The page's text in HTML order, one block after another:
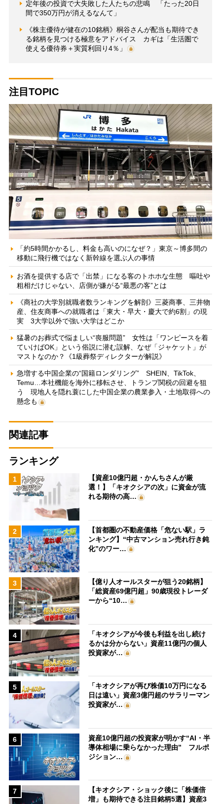
定年後の投資で大失敗した人たちの悲鳴 「たった20日
間で350万円が消えるなんて」
《株主優待が健在の10銘柄》桐谷さんが配当も期待でき
る銘柄を見つける極意をアドバイス カギは「生活圏で
使える優待券＋実質利回り4％」
注目TOPIC
「約5時間かかるし、料金も高いのになぜ？」東京～博多間の
移動に飛行機ではなく新幹線を選ぶ人の事情
お酒を提供する店で「出禁」になる客のトホホな生態 嘔吐や
粗相だけじゃない、店側が嫌がる“最悪の客”とは
《商社の大学別就職者数ランキングを解剖》三菱商事、三井物
産、住友商事への就職者は「東大・早大・慶大で約6割」の現
実 3大学以外で強い大学はどこか
猛暑のお葬式で悩ましい“喪服問題” 女性は「ワンピースを着
ていけばOK」という俗説に潜む誤解、なぜ「ジャケット」が
マストなのか？《1級葬祭ディレクターが解説》
急増する中国企業の“国籍ロンダリング” SHEIN、TikTok、
Temu…本社機能を海外に移転させ、トランプ関税の回避を狙
う 現地人を隠れ蓑にした中国企業の農業参入・土地取得への
懸念も
関連記事
ランキング
1
【資産10億円超・かんちさんが厳
選！】「キオクシアの次」に資金が流
れる期待の高…
2
【首都圏の不動産価格「危ない駅」ラ
ンキング】“中古マンション売れ行き鈍
化”のワー…
3
【億り人オールスターが狙う20銘柄】
「総資産69億円超」90歳現役トレーダ
ーから“10…
4
「キオクシアが今後も利益を出し続け
るかは分からない」資産11億円の個人
投資家が…
5
「キオクシアが再び株価10万円になる
日は遠い」資産3億円超のサラリーマン
投資家が…
6
資産10億円超の投資家が明かす“AI・半
導体相場に乗らなかった理由” フルポ
ジション…
7
【キオクシア・ショック後に「株価倍
増」も期待できる注目銘柄5選】資産3